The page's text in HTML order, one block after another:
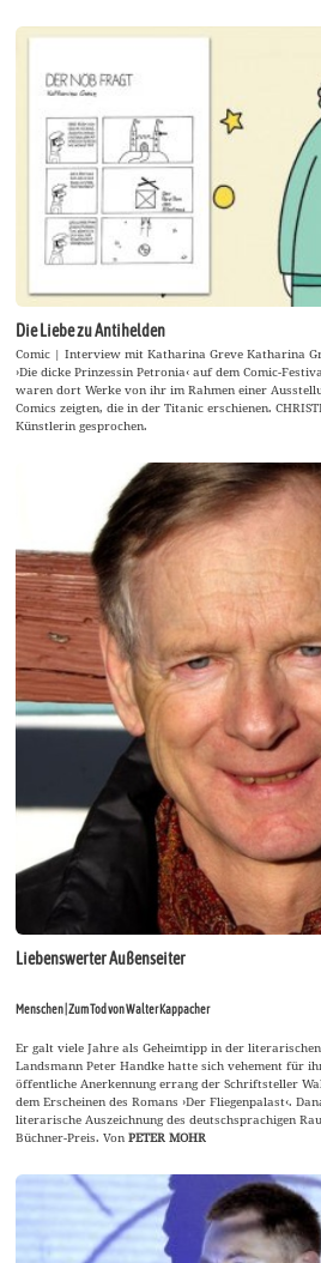
Die Liebe zu Antihelden
Comic | Interview mit Katharina Greve Katharina
›Die dicke Prinzessin Petronia‹ auf dem Comic-
waren dort Werke von ihr im Rahmen einer
Comics zeigten, die in der Titanic erschienen.
Künstlerin gesprochen.
Liebenswerter Außenseiter
Menschen | Zum Tod von Walter Kappacher
Er galt viele Jahre als Geheimtipp in der
Landsmann Peter Handke hatte sich vehement für
öffentliche Anerkennung errang der Schriftsteller
dem Erscheinen des Romans ›Der Fliegenpalast‹.
literarische Auszeichnung des deutschsprachigen
Büchner-Preis. VonPETER MOHR